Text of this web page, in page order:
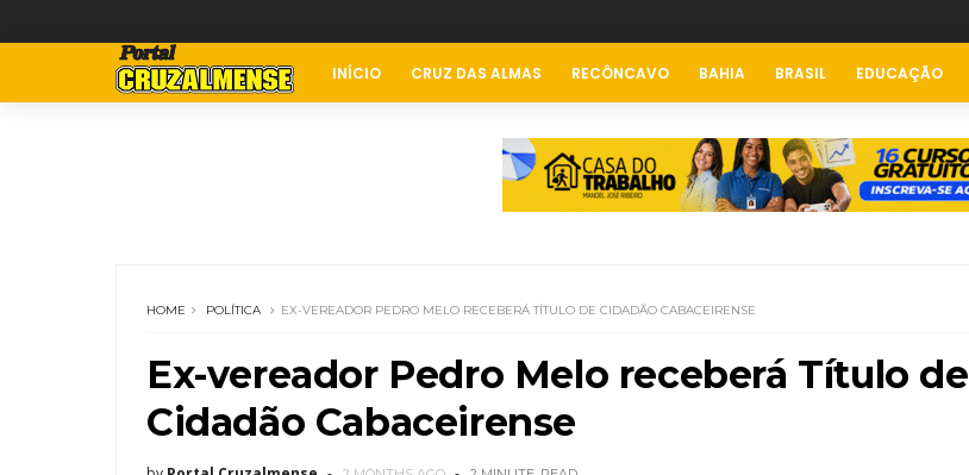
INÍCIO CRUZ DAS ALMAS RECÔNCAVO BAHIA BRASIL EDUCAÇÃO
HOME POLÍTICA EX-VEREADOR PEDRO MELO RECEBERÁ TÍTULO DE CIDADÃO CABACEIRENSE
Ex-vereador Pedro Melo receberá Título de
Cidadão Cabaceirense